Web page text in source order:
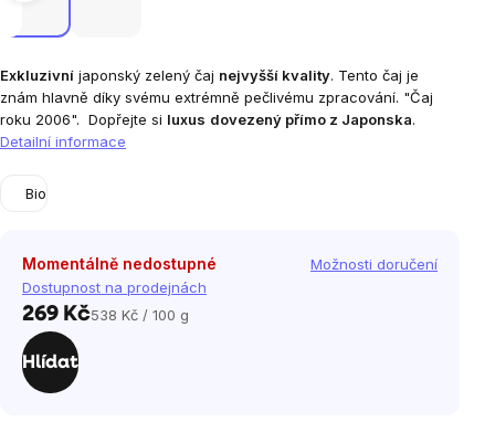
Exkluzivní japonský zelený čaj nejvyšší kvality. Tento čaj je
znám hlavně díky svému extrémně pečlivému zpracování. "Čaj
roku 2006". Dopřejte si luxus dovezený přímo z Japonska.
Detailní informace
Bio
Momentálně nedostupné
Dostupnost na prodejnách
Možnosti doručení
269 KčMěrná
538 Kč / 100 g
Hlídat